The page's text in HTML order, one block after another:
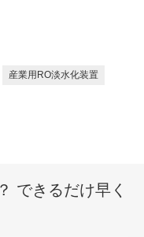
産業用RO淡水化装置
できるだけ早く